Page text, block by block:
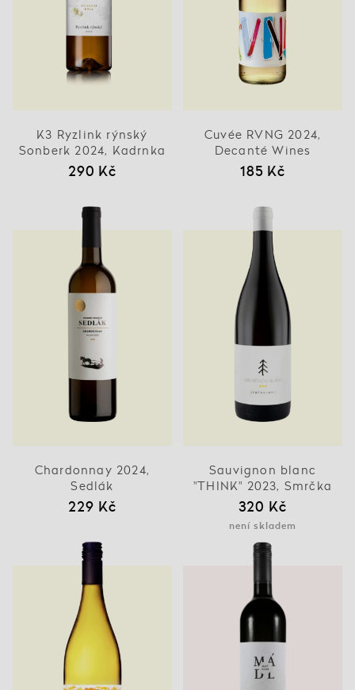
K3 Ryzlink rýnský
Sonberk 2024, Kadrnka
290 Kč
Cuvée RVNG 2024,
Decanté Wines
185 Kč
Chardonnay 2024,
Sedlák
229 Kč
Sauvignon blanc
"THINK" 2023, Smrčka
320 Kč
není skladem